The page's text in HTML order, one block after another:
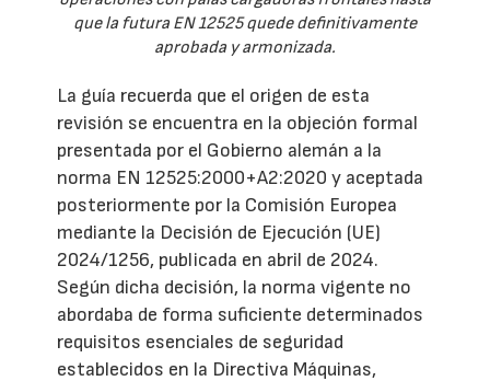
que la futura EN 12525 quede definitivamente
aprobada y armonizada.
La guía recuerda que el origen de esta
revisión se encuentra en la objeción formal
presentada por el Gobierno alemán a la
norma EN 12525:2000+A2:2020 y aceptada
posteriormente por la Comisión Europea
mediante la Decisión de Ejecución (UE)
2024/1256, publicada en abril de 2024.
Según dicha decisión, la norma vigente no
abordaba de forma suficiente determinados
requisitos esenciales de seguridad
establecidos en la Directiva Máquinas,